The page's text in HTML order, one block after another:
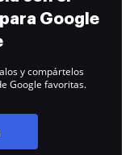
Google
y compártelos
Google favoritas.